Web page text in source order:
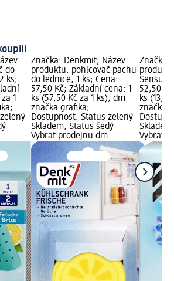
do
ks;
1
Značka: Denkmit; Název
produktu: pohlcovač pachu
do lednice, 1 ks; Cena:
57,50 Kč; Základní cena: 1
ks (57,50 Kč za 1 ks); dm
značka grafika;
Dostupnost: Status zelený
Skladem, Status šedý
Vybrat prodejnu dm
Značka:
Sensual
52,50
ks
značka
Vybrat